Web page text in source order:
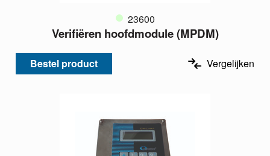
23600
Verifiëren hoofdmodule (MPDM)
Bestel product Vergelijken